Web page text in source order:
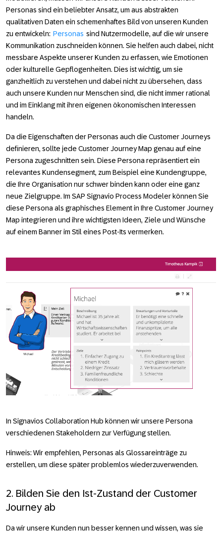
Personas sind ein beliebter Ansatz, um aus abstrakten
qualitativen Daten ein schemenhaftes Bild von unseren Kunden
zu entwickeln: Personas sind Nutzermodelle, auf die wir unsere
Kommunikation zuschneiden können. Sie helfen auch dabei, nicht
messbare Aspekte unserer Kunden zu erfassen, wie Emotionen
oder kulturelle Gepflogenheiten. Dies ist wichtig, um sie
ganzheitlich zu verstehen und dabei nicht zu übersehen, dass
auch unsere Kunden nur Menschen sind, die nicht immer rational
und im Einklang mit ihren eigenen ökonomischen Interessen
handeln.
Da die Eigenschaften der Personas auch die Customer Journeys
definieren, sollte jede Customer Journey Map genau auf eine
Persona zugeschnitten sein. Diese Persona repräsentiert ein
relevantes Kundensegment, zum Beispiel eine Kundengruppe,
die Ihre Organisation nur schwer binden kann oder eine ganz
neue Zielgruppe. Im SAP Signavio Process Modeler können Sie
diese Persona als graphisches Element in Ihre Customer Journey
Map integrieren und ihre wichtigsten Ideen, Ziele und Wünsche
auf einem Banner im Stil eines Post-Its vermerken.
In Signavios Collaboration Hub können wir unsere Persona
verschiedenen Stakeholdern zur Verfügung stellen.
Hinweis: Wir empfehlen, Personas als Glossareinträge zu
erstellen, um diese später problemlos wiederzuverwenden.
2. Bilden Sie den Ist-Zustand der Customer
Journey ab
Da wir unsere Kunden nun besser kennen und wissen, was sie